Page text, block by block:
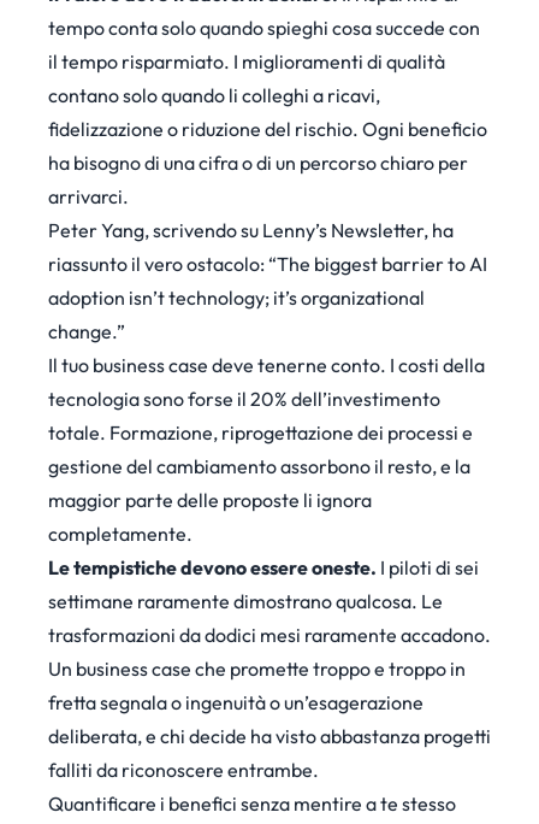
tempo conta solo quando spieghi cosa succede con
il tempo risparmiato. I miglioramenti di qualità
contano solo quando li colleghi a ricavi,
fidelizzazione o riduzione del rischio. Ogni beneficio
ha bisogno di una cifra o di un percorso chiaro per
arrivarci.
Peter Yang, scrivendo su Lenny’s Newsletter, ha
riassunto il vero ostacolo: “The biggest barrier to AI
adoption isn’t technology; it’s organizational
change.”
Il tuo business case deve tenerne conto. I costi della
tecnologia sono forse il 20% dell’investimento
totale. Formazione, riprogettazione dei processi e
gestione del cambiamento assorbono il resto, e la
maggior parte delle proposte li ignora
completamente.
Le tempistiche devono essere oneste. I piloti di sei
settimane raramente dimostrano qualcosa. Le
trasformazioni da dodici mesi raramente accadono.
Un business case che promette troppo e troppo in
fretta segnala o ingenuità o un’esagerazione
deliberata, e chi decide ha visto abbastanza progetti
falliti da riconoscere entrambe.
Quantificare i benefici senza mentire a te stesso